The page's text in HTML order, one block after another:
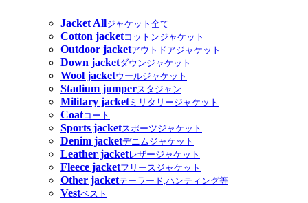
Jacket Allジャケット全て
Cotton jacketコットンジャケット
Outdoor jacketアウトドアジャケット
Down jacketダウンジャケット
Wool jacketウールジャケット
Stadium jumperスタジャン
Military jacketミリタリージャケット
Coatコート
Sports jacketスポーツジャケット
Denim jacketデニムジャケット
Leather jacketレザージャケット
Fleece jacketフリースジャケット
Other jacketテーラード,ハンティング等
Vestベスト